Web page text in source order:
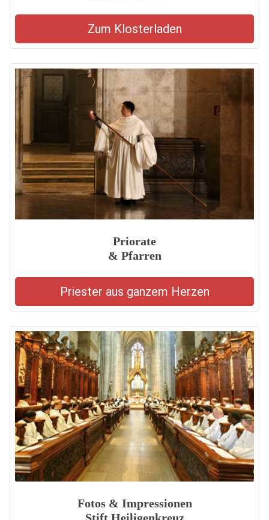
Zum Klosterladen
Priorate
& Pfarren
Priester aus ganzem Herzen
Fotos & Impressionen